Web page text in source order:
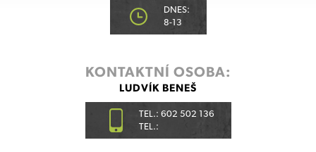
DNES:
8-13
KONTAKTNÍ OSOBA:
LUDVÍK BENEŠ
TEL.: 602 502 136
TEL.: